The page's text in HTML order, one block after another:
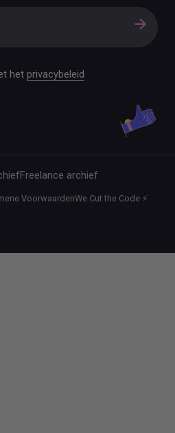
hetprivacybeleid
Freelance archief
VoorwaardenWe Cut the Code ⚡️